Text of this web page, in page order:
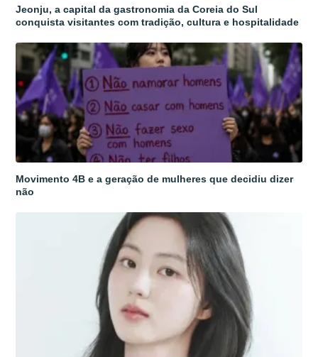
Jeonju, a capital da gastronomia da Coreia do Sul
conquista visitantes com tradição, cultura e hospitalidade
Movimento 4B e a geração de mulheres que decidiu dizer
não